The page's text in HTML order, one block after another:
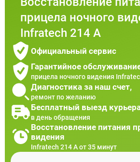
прицела ночного
Infratech 214 А
Официальный сервис
Гарантийное
прицела ночного видения
Диагностика за наш счет,
ремонт по желанию
Бесплатный выезд
в день обращения
Восстановление питания
видения
Infratech 214 А от 35 минут